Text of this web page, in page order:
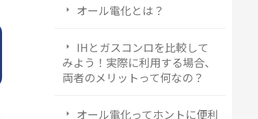
オール電化とは？
IHとガスコンロを比較して
みよう！実際に利用する場合、
両者のメリットって何なの？
オール電化ってホントに便利